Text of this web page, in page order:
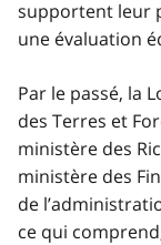
supportent leur
une évaluation
Par le passé, la
des Terres et
ministère des
ministère des
de
ce qui